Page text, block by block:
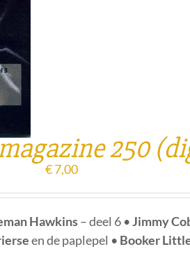
250
€7,00
Hawkins– deel 6 •Jimmy
en de paplepel • Booker